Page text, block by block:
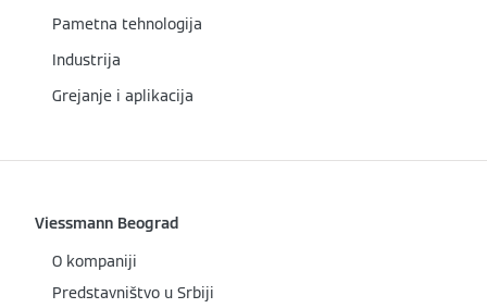
Pametna tehnologija
Industrija
Grejanje i aplikacija
Viessmann Beograd
O kompaniji
Predstavništvo u Srbiji